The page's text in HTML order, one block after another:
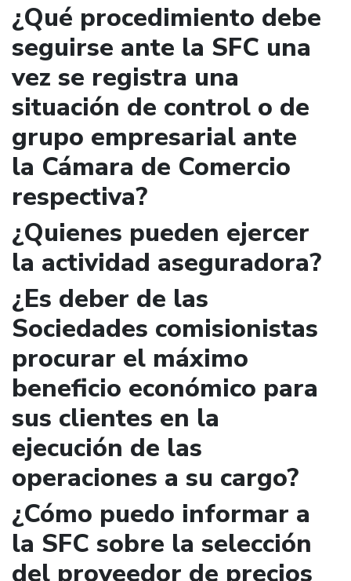
¿Qué procedimiento debe
seguirse ante la SFC una
vez se registra una
situación de control o de
grupo empresarial ante
la Cámara de Comercio
respectiva?
¿Quienes pueden ejercer
la actividad aseguradora?
¿Es deber de las
Sociedades comisionistas
procurar el máximo
beneficio económico para
sus clientes en la
ejecución de las
operaciones a su cargo?
¿Cómo puedo informar a
la SFC sobre la selección
del proveedor de precios